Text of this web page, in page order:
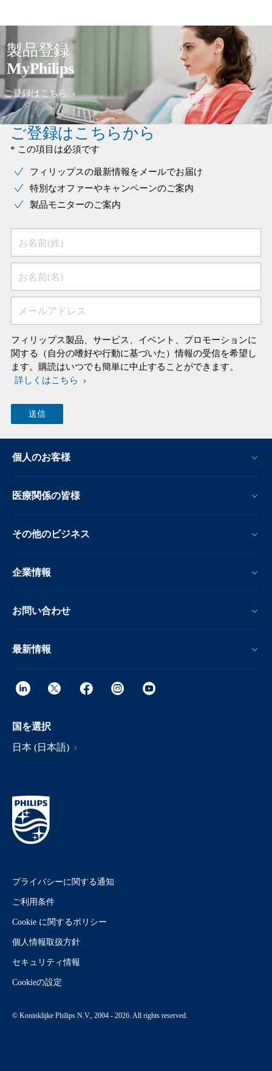
製品登録
MyPhilips
ご登録はこちら
ご登録はこちらから
* この項目は必須です
フィリップスの最新情報をメールでお届け
特別なオファーやキャンペーンのご案内
製品モニターのご案内
お名前(姓)
お名前(名)
メールアドレス
フィリップス製品、サービス、イベント、プロモーションに
関する（自分の嗜好や行動に基づいた）情報の受信を希望し
ます。購読はいつでも簡単に中止することができます。
詳しくはこちら
個人のお客様
医療関係の皆様
その他のビジネス
企業情報
お問い合わせ
最新情報
国を選択
日本 (日本語)
プライバシーに関する通知
ご利用条件
Cookie に関するポリシー
個人情報取扱方針
セキュリティ情報
Cookieの設定
© Koninklijke Philips N.V., 2004 - 2026. All rights reserved.